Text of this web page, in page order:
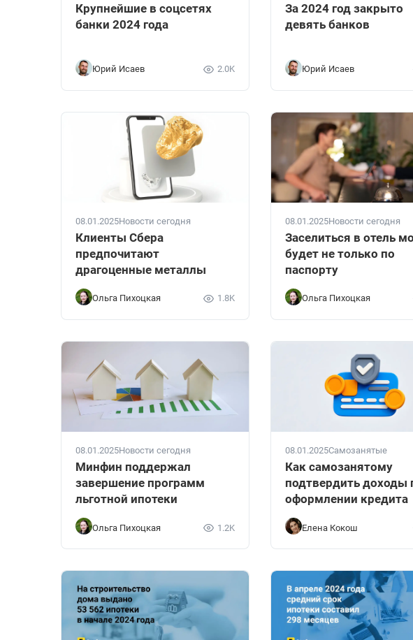
Крупнейшие в соцсетях
банки 2024 года
Юрий Исаев 2.0K
За 2024 год закрыто
девять банков
Юрий Исаев
08.01.2025Новости сегодня
Клиенты Сбера
предпочитают
драгоценные металлы
Ольга Пихоцкая 1.8K
08.01.2025Новости сегодня
Заселиться в отель
будет не только по
паспорту
Ольга Пихоцкая
08.01.2025Новости сегодня
Минфин поддержал
завершение программ
льготной ипотеки
Ольга Пихоцкая 1.2K
08.01.2025Самозанятые
Как самозанятому
подтвердить доходы
оформлении кредита
Елена Кокош